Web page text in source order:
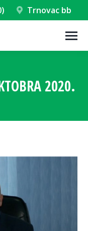
Trnovac bb
2020.